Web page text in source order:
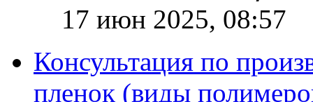
17 июн 2025, 08:57
Консультация по
пленок (виды